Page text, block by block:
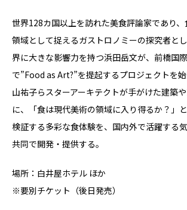
世界128カ国以上を訪れた美⾷評論家であり
領域として捉えるガストロノミーの探究者と
界に⼤きな影響⼒を持つ浜⽥岳文が、前橋国
で”Food as Art?”を提起するプロジェクトを
山祐⼦らスターアーキテクトが⼿がけた建築
に、「⾷は現代美術の領域に入り得るか？」
検証する多彩な⾷体験を、国内外で活躍する
共同で開発・提供する。
場所：白井屋ホテル ほか
※要別チケット（後日発売）